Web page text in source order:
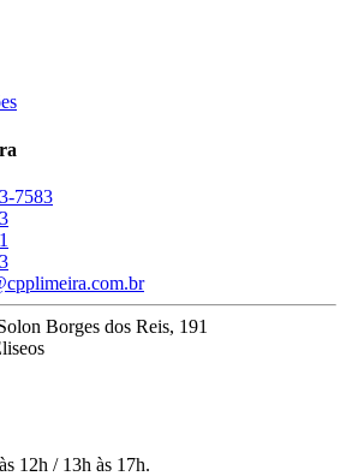
7583
Borges dos Reis, 191
12h / 13h às 17h.